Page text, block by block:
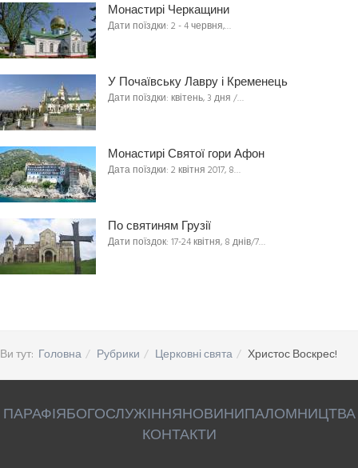
Монастирі Черкащини
Дати поїздки: 2 - 4 червня,…
У Почаївську Лавру і Кременець
Дати поїздки: квітень, 3 дня /…
Монастирі Святої гори Афон
Дата поїздки: 2 квітня 2017, 8…
По святиням Грузії
Дати поїздок: 17-24 квітня, 8 днів/7…
Ви тут: Головна Рубрики Церковні свята Христос Воскрес!
ПАРАФІЯБОГОСЛУЖІННЯНОВИНИПАЛОМНИЦТВА
КОНТАКТИ